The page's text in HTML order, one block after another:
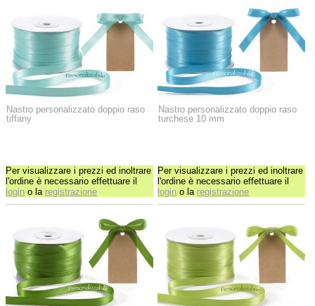
Nastro personalizzato doppio raso
tiffany
Per visualizzare i prezzi ed inoltrare
l'ordine è necessario effettuare il
login o la registrazione
Nastro personalizzato doppio raso
turchese 10 mm
Per visualizzare i prezzi ed inoltrare
l'ordine è necessario effettuare il
login o la registrazione